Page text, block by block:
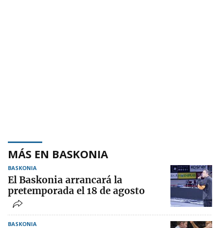
MÁS EN BASKONIA
BASKONIA
El Baskonia arrancará la
pretemporada el 18 de agosto
BASKONIA